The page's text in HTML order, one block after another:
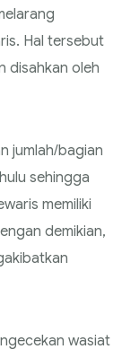
Hal tersebut
disahkan oleh
jumlah/bagian
sehingga
memiliki
demikian,
wasiat